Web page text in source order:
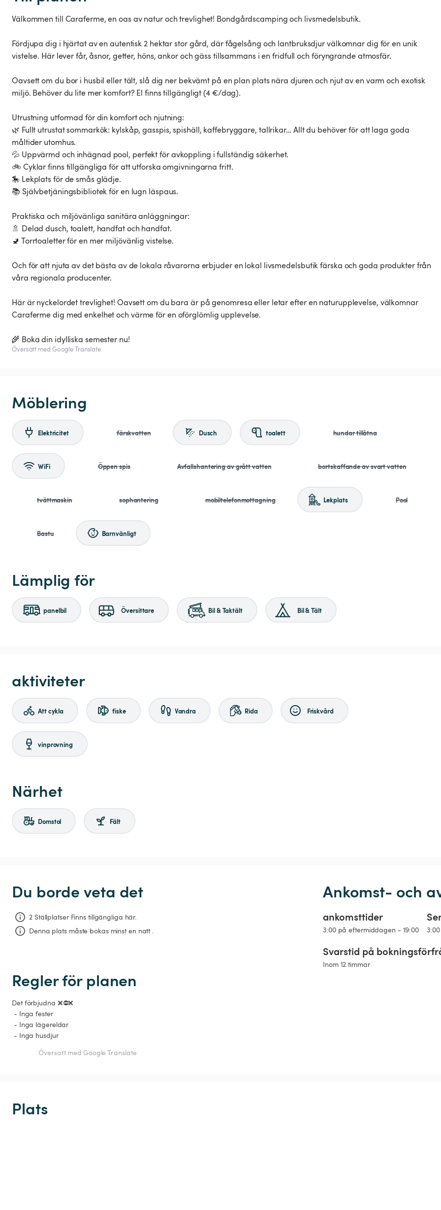
Välkommen till Caraferme, en oas av natur och trevlighet! Bondgårdscamping och livsmedelsbutik.
Fördjupa dig i hjärtat av en autentisk 2 hektar stor gård, där fågelsång och lantbruksdjur välkomnar dig för en unik
vistelse. Här lever får, åsnor, getter, höns, ankor och gäss tillsammans i en fridfull och föryngrande atmosfär.
Oavsett om du bor i husbil eller tält, slå dig ner bekvämt på en plan plats nära djuren och njut av en varm och exotisk
miljö. Behöver du lite mer komfort? El finns tillgängligt (4 €/dag).
Utrustning utformad för din komfort och njutning:
🌿 Fullt utrustat sommarkök: kylskåp, gasspis, spishäll, kaffebryggare, tallrikar… Allt du behöver för att laga goda
måltider utomhus.
💦 Uppvärmd och inhägnad pool, perfekt för avkoppling i fullständig säkerhet.
🚲 Cyklar finns tillgängliga för att utforska omgivningarna fritt.
🎠 Lekplats för de smås glädje.
📚 Självbetjäningsbibliotek för en lugn läspaus.
Praktiska och miljövänliga sanitära anläggningar:
🚿 Delad dusch, toalett, handfat och handfat.
🚽 Torrtoaletter för en mer miljövänlig vistelse.
Och för att njuta av det bästa av de lokala råvarorna erbjuder en lokal livsmedelsbutik färska och goda produkter från
våra regionala producenter.
Här är nyckelordet trevlighet! Oavsett om du bara är på genomresa eller letar efter en naturupplevelse, välkomnar
Caraferme dig med enkelhet och värme för en oförglömlig upplevelse.
🌾 Boka din idylliska semester nu!
Översatt med Google Translate
Möblering
Elektricitet färskvatten Dusch toalett hundar tillåtna
WiFi Öppen spis Avfallshantering av grått vatten bortskaffande av svart vatten
tvättmaskin sophantering mobiltelefonmottagning Lekplats Pool
Bastu Barnvänligt
Lämplig för
panelbil Översittare Bil & Taktält Bil & Tält
aktiviteter
Att cykla fiske Vandra Rida Friskvård
vinprovning
Närhet
Domstol Fält
Du borde veta det
2 Ställplatser Finns tillgängliga här.
Denna plats måste bokas minst en natt .
Ankomst- och
ankomsttider
3:00 på eftermiddagen - 19:00
Svarstid på
Inom 12 timmar
Regler för planen
Det förbjudna ❌⛔️❌
- Inga husdjur
Översatt med Google Translate
Plats